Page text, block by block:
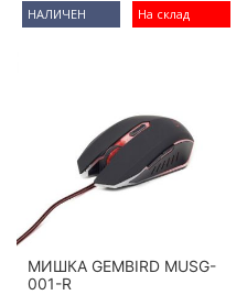
На склад
НАЛИЧЕН
МИШКА GEMBIRD MUSG-
001-R